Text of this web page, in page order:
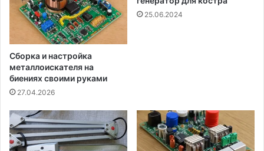
Сборка и настройка
металлоискателя на
биениях своими руками
27.04.2026
25.06.2024